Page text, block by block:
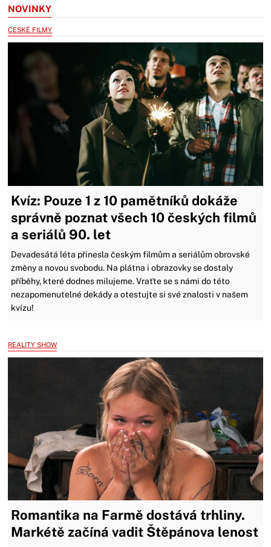
NOVINKY
ČESKÉ FILMY
Kvíz: Pouze 1 z 10 pamětníků dokáže
správně poznat všech 10 českých filmů
a seriálů 90. let
Devadesátá léta přinesla českým filmům a seriálům obrovské
změny a novou svobodu. Na plátna i obrazovky se dostaly
příběhy, které dodnes milujeme. Vraťte se s námi do této
nezapomenutelné dekády a otestujte si své znalosti v našem
kvízu!
REALITY SHOW
Romantika na Farmě dostává trhliny.
Markétě začíná vadit Štěpánova lenost